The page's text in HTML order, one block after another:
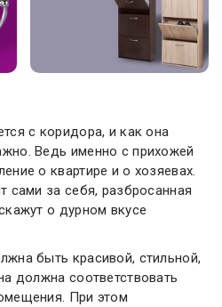
с коридора, и как она
Ведь именно с прихожей
о квартире и о хозяевах.
сами за себя, разбросанная
о дурном вкусе
быть красивой, стильной,
должна соответствовать
При этом